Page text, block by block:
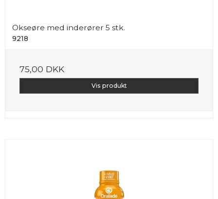
Okseøre med inderører 5 stk.
9218
75,00 DKK
Vis produkt